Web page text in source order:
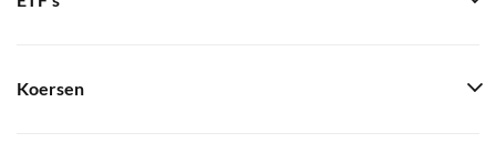
Koersen